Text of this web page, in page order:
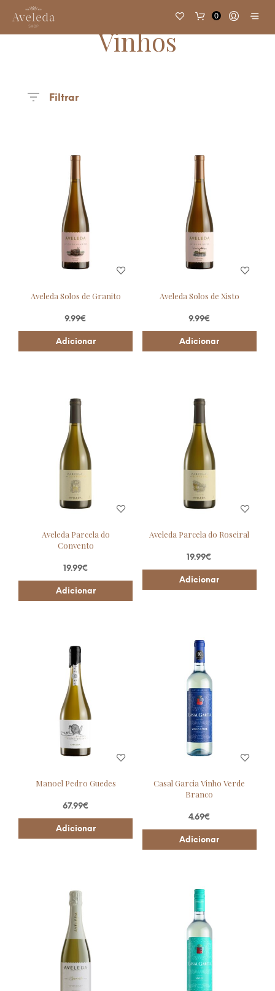
0
Vinhos
Filtrar
Aveleda Solos de Granito
9.99€
Adicionar
Aveleda Solos de Xisto
9.99€
Adicionar
Aveleda Parcela do
Convento
19.99€
Adicionar
Aveleda Parcela do Roseiral
19.99€
Adicionar
Manoel Pedro Guedes
67.99€
Adicionar
Casal Garcia Vinho Verde
Branco
4.69€
Adicionar